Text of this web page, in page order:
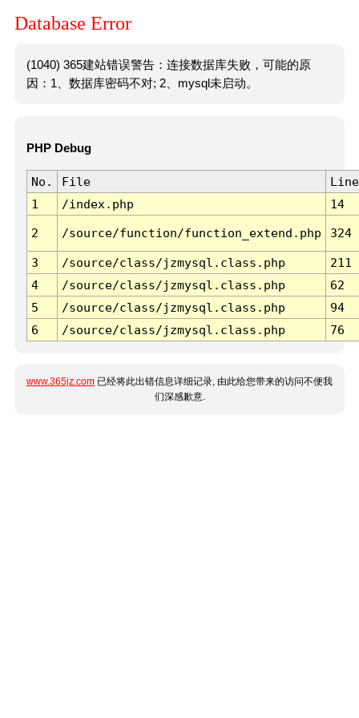
Database Error
(1040) 365建站错误警告：连接数据库失败，可能的原
因：1、数据库密码不对; 2、mysql未启动。
PHP Debug
No. File
Line
1
/index.php 14
2 /source/function/function_extend.php 324
3 /source/class/jzmysql.class.php
211
4
/source/class/jzmysql.class.php
62
5
/source/class/jzmysql.class.php
94
6
/source/class/jzmysql.class.php 76
www.365jz.com 已经将此出错信息详细记录, 由此给您带来的访问不便我
们深感歉意.